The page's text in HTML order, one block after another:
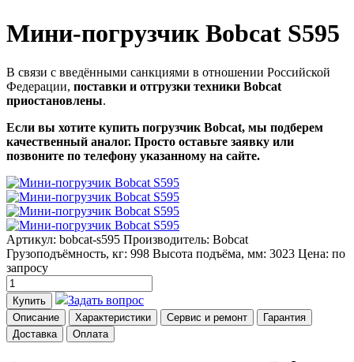
Мини-погрузчик Bobcat S595
В связи с введёнными санкциями в отношении Российской
Федерации, поставки и отгрузки техники Bobcat
приостановлены.
Если вы хотите купить погрузчик Bobcat, мы подберем
качественный аналог. Просто оставьте заявку или
позвоните по телефону указанному на сайте.
Артикул: bobcat-s595 Производитель: Bobcat
Грузоподъёмность, кг: 998 Высота подъёма, мм: 3023 Цена: по
запросу
Купить Задать вопрос
Описание Характеристики Сервис и ремонт
Гарантия
Доставка
Оплата